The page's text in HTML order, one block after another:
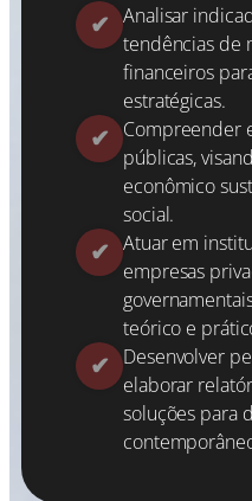
Analisar
tendências de
financeiros
estratégicas.
Compreender
públicas,
econômico
social.
Atuar em
empresas
teórico e
Desenvolver
elaborar
soluções para